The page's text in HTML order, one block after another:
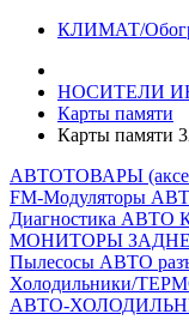
КЛИМАТ/
НОСИТЕЛИ
Карты памяти
Карты памяти
АВТОТОВАРЫ
FM-Модуляторы
Диагностика АВТО
МОНИТОРЫ
Пылесосы АВТО
Холодильники/
АВТО-